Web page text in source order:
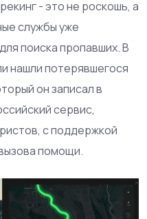
- это не роскошь, а
службы уже
поиска пропавших. В
нашли потерявшегося
он записал в
сервис,
с поддержкой
помощи.